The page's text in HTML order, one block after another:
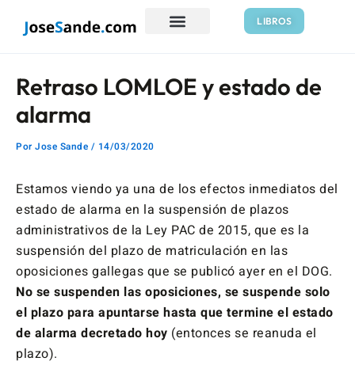
LIBROS
Retraso LOMLOE y estado de
alarma
Por Jose Sande / 14/03/2020
Estamos viendo ya una de los efectos inmediatos del
estado de alarma en la suspensión de plazos
administrativos de la Ley PAC de 2015, que es la
suspensión del plazo de matriculación en las
oposiciones gallegas que se publicó ayer en el DOG.
No se suspenden las oposiciones, se suspende solo
el plazo para apuntarse hasta que termine el estado
de alarma decretado hoy (entonces se reanuda el
plazo).
de